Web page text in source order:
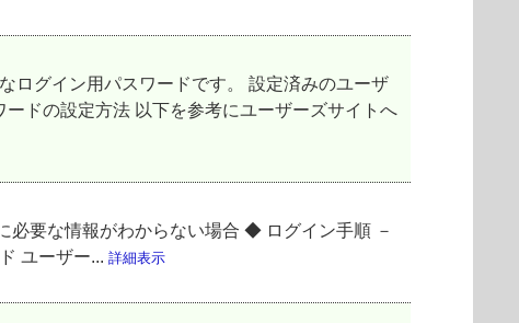
ログイン用パスワードです。 設定済みのユーザ
ドの設定方法 以下を参考にユーザーズサイトへ
必要な情報がわからない場合 ◆ ログイン手順 －
ユーザー... 詳細表示